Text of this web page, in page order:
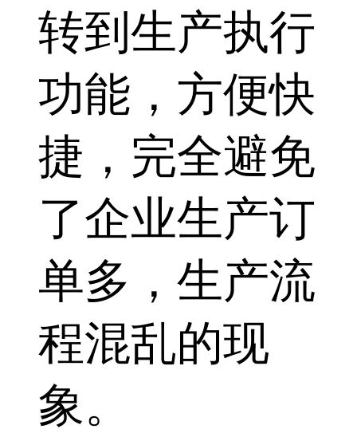
转到生产执行
功能，方便快
捷，完全避免
了企业生产订
单多，生产流
程混乱的现
象。